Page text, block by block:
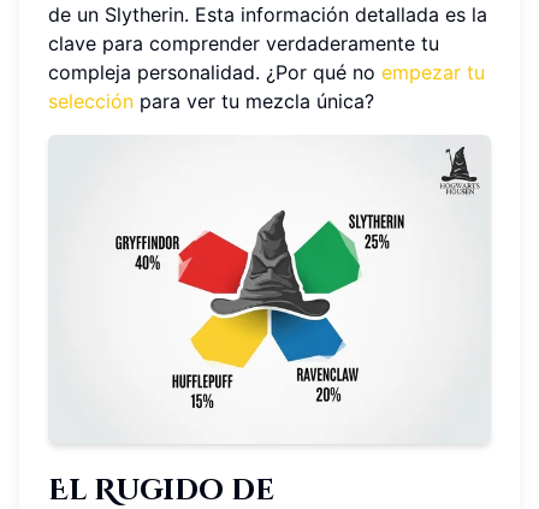
de un Slytherin. Esta información detallada es la
clave para comprender verdaderamente tu
compleja personalidad. ¿Por qué no empezar tu
selección para ver tu mezcla única?
El Rugido de